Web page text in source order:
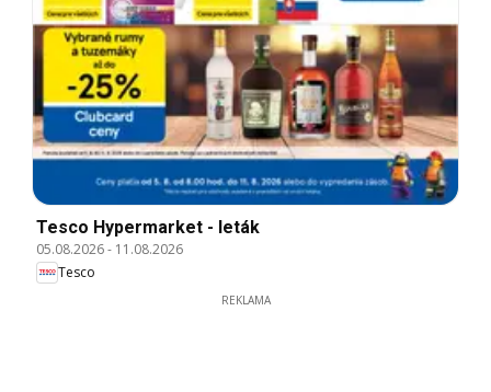
Tesco Hypermarket - leták
05.08.2026- 11.08.2026
Tesco
REKLAMA